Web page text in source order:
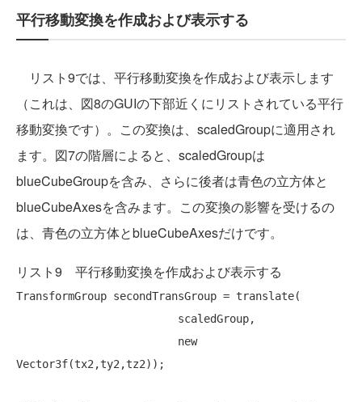
平行移動変換を作成および表示する
リスト9では、平行移動変換を作成および表示します
（これは、図8のGUIの下部近くにリストされている平行
移動変換です）。この変換は、scaledGroupに適用され
ます。図7の階層によると、scaledGroupは
blueCubeGroupを含み、さらに後者は青色の立方体と
blueCubeAxesを含みます。この変換の影響を受けるの
は、青色の立方体とblueCubeAxesだけです。
リスト9 平行移動変換を作成および表示する
TransformGroup secondTransGroup = translate(
new
Vector3f(tx2,ty2,tz2));